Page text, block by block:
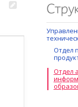
Отдел
Отдел